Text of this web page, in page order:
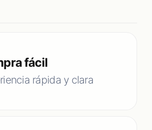
fácil
rápida y clara